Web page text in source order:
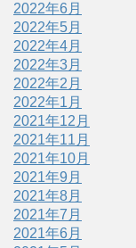
2022年6月
2022年5月
2022年4月
2022年3月
2022年2月
2022年1月
2021年12月
2021年11月
2021年10月
2021年9月
2021年8月
2021年7月
2021年6月